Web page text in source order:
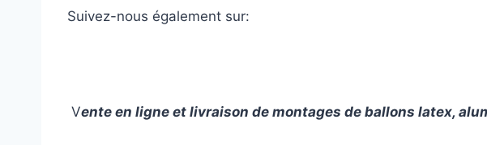
Suivez-nous également sur:
Vente en ligne et livraison de montages de ballons latex,